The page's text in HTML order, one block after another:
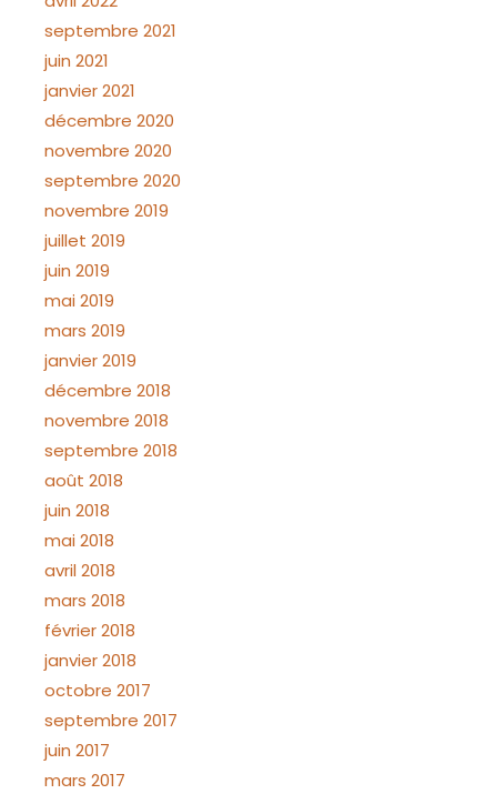
septembre 2021
juin 2021
janvier 2021
décembre 2020
novembre 2020
septembre 2020
novembre 2019
juillet 2019
juin 2019
mai 2019
mars 2019
janvier 2019
décembre 2018
novembre 2018
septembre 2018
août 2018
juin 2018
mai 2018
avril 2018
mars 2018
février 2018
janvier 2018
octobre 2017
septembre 2017
juin 2017
mars 2017